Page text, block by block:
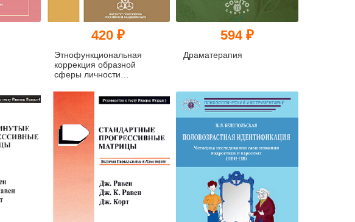
420 ₽
Этнофункциональная
коррекция образной
сферы личности
насильственные
преступления
594 ₽
Драматерапия